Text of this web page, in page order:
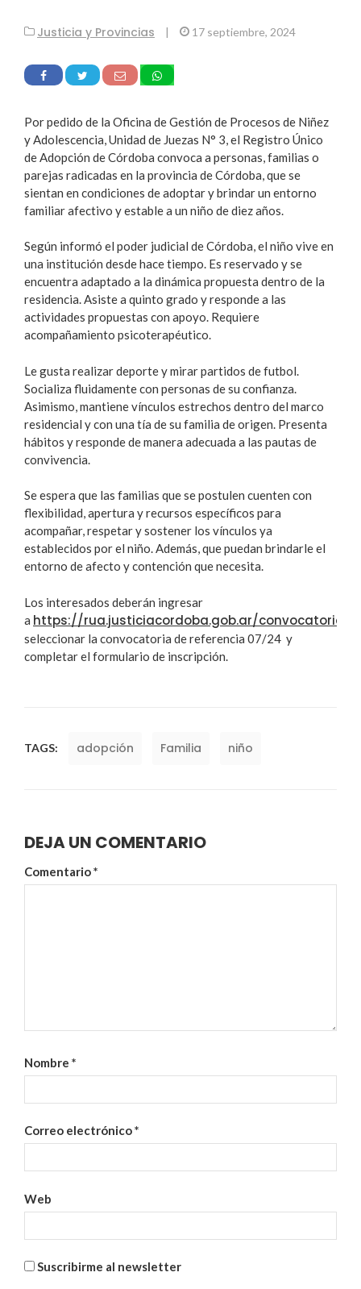
Justicia y Provincias | 17 septiembre, 2024
Por pedido de la Oficina de Gestión de Procesos de Niñez
y Adolescencia, Unidad de Juezas N° 3, el Registro Único
de Adopción de Córdoba convoca a personas, familias o
parejas radicadas en la provincia de Córdoba, que se
sientan en condiciones de adoptar y brindar un entorno
familiar afectivo y estable a un niño de diez años.
Según informó el poder judicial de Córdoba, el niño vive en
una institución desde hace tiempo. Es reservado y se
encuentra adaptado a la dinámica propuesta dentro de la
residencia. Asiste a quinto grado y responde a las
actividades propuestas con apoyo. Requiere
acompañamiento psicoterapéutico.
Le gusta realizar deporte y mirar partidos de futbol.
Socializa fluidamente con personas de su confianza.
Asimismo, mantiene vínculos estrechos dentro del marco
residencial y con una tía de su familia de origen. Presenta
hábitos y responde de manera adecuada a las pautas de
convivencia.
Se espera que las familias que se postulen cuenten con
flexibilidad, apertura y recursos específicos para
acompañar, respetar y sostener los vínculos ya
establecidos por el niño. Además, que puedan brindarle el
entorno de afecto y contención que necesita.
Los interesados deberán ingresar
a https://rua.justiciacordoba.gob.ar/convocatorias/
seleccionar la convocatoria de referencia 07/24 y
completar el formulario de inscripción.
TAGS: adopción Familia niño
DEJA UN COMENTARIO
Comentario*
Nombre *
Correo electrónico*
Web
Suscribirme al newsletter